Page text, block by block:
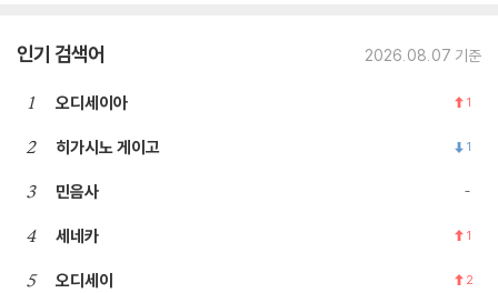
인기 검색어 2026.08.07 기준
1 오디세이아 1
2 히가시노 게이고 1
3 민음사
4 세네카 1
5 오디세이 2